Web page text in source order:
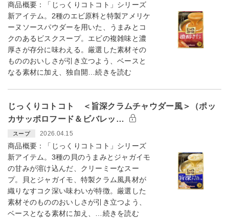
商品概要：「じっくりコトコト」シリーズ
新アイテム。2種のエビ原料と特製アメリケ
ーヌソースパウダーを用いた、うまみとコ
クのあるビスクスープ。エビの複雑味と濃
厚さが存分に味わえる。厳選した素材その
もののおいしさが引き立つよう、ベースと
なる素材に加え、独自開…続きを読む
じっくりコトコト ＜旨深クラムチャウダー風＞（ポッ
カサッポロフード＆ビバレッ…
スープ 2026.04.15
商品概要：「じっくりコトコト」シリーズ
新アイテム。3種の貝のうまみとジャガイモ
の甘みが溶け込んだ、クリーミーなスー
プ。貝とジャガイモ、特製クラム風具材が
織りなすコク深い味わいが特徴。厳選した
素材そのもののおいしさが引き立つよう、
ベースとなる素材に加え、…続きを読む